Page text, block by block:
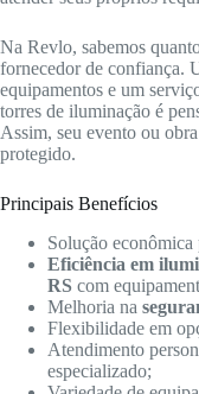
Na Revlo, sabemos
fornecedor de confiança.
equipamentos e um
torres de iluminação é
Assim, seu evento ou
protegido.
Principais Benefícios
Solução econômica
Eficiência em
RS com
Melhoria na
Flexibilidade em
Atendimento
especializado;